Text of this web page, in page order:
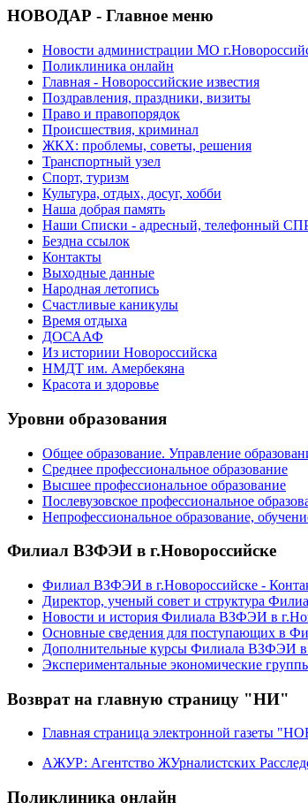
НОВОДАР - Главное меню
Новости администрации МО
Поликлиника онлайн
Главная - Новороссийские известия
Поздравления, праздники, визиты
Право и правопорядок
Происшествия, криминал
ЖКХ: проблемы, советы, решения
Транспортный узел
Спорт, туризм
Культура, отдых, досуг, хобби
Наша добрая память
Наши Списки - адресный, телефонный
Бездна ссылок
Контакты
Выходные данные
Народная летопись
Счастливые каникулы
Время отдыха
ДОСААФ
Из историии Новороссийска
НМДТ им. Амербекяна
Красота и здоровье
Уровни образования
Общее образование. Управление
Среднее профессиональное образование
Высшее профессиональное образование
Послевузовское профессиональное
Непрофессиональное образование,
Филиал ВЗФЭИ в г.Новороссийске
Филиал ВЗФЭИ в г.Новороссийске -
Директор, ученый совет и структура
Новости и история Филиала ВЗФЭИ в
Основные сведения для поступающих в
Дополнительные курсы Филиала ВЗФЭИ в
Экспериментальные экономические
Возврат на главную страницу "НИ"
Главная страница электронной
АЖУР: Агентство ЖУрналистских
Поликлиника онлайн